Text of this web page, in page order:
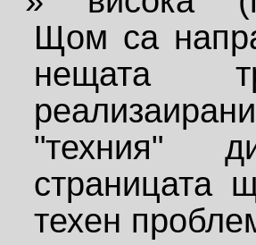
Щом са
нещата
"техния"
страницата
техен